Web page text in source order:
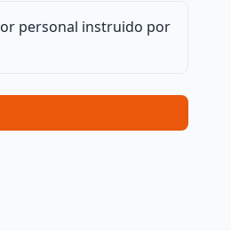
personal instruido por